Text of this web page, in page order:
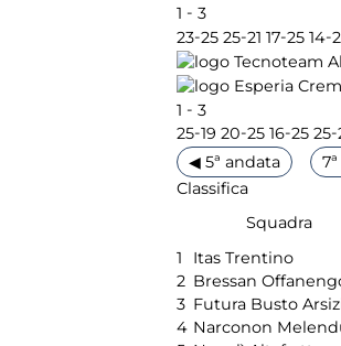
1 - 3
23-25 25-21 17-25 14-
1 - 3
25-19 20-25 16-25 25-
◀ 5ª andata
Classifica
Squadra
1
Itas Trentino
2 Bressan
3 Futura Busto
4 Narconon